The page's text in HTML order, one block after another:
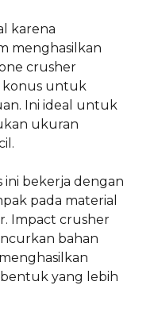
karena
menghasilkan
crusher
konus untuk
Ini ideal untuk
ukuran
ini bekerja dengan
pada material
Impact crusher
bahan
yang lebih